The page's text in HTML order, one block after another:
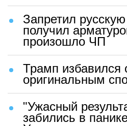
Запретил
получил
произошло ЧП
Трамп избавился
оригинальным
"Ужасный
забились в